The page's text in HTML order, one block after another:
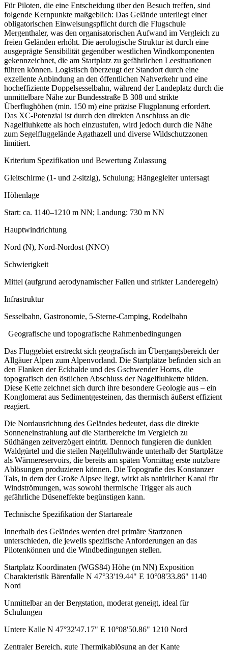
Für Piloten, die eine Entscheidung über den Besuch treffen, sind
folgende Kernpunkte maßgeblich: Das Gelände unterliegt einer
obligatorischen Einweisungspflicht durch die Flugschule
Mergenthaler, was den organisatorischen Aufwand im Vergleich zu
freien Geländen erhöht. Die aerologische Struktur ist durch eine
ausgeprägte Sensibilität gegenüber westlichen Windkomponenten
gekennzeichnet, die am Startplatz zu gefährlichen Leesituationen
führen können. Logistisch überzeugt der Standort durch eine
exzellente Anbindung an den öffentlichen Nahverkehr und eine
hocheffiziente Doppelsesselbahn, während der Landeplatz durch die
unmittelbare Nähe zur Bundesstraße B 308 und strikte
Überflughöhen (min. 150 m) eine präzise Flugplanung erfordert.
Das XC-Potenzial ist durch den direkten Anschluss an die
Nagelfluhkette als hoch einzustufen, wird jedoch durch die Nähe
zum Segelfluggelände Agathazell und diverse Wildschutzzonen
limitiert.
Kriterium Spezifikation und Bewertung Zulassung
Gleitschirme (1- und 2-sitzig), Schulung; Hängegleiter untersagt
Höhenlage
Start: ca. 1140–1210 m NN; Landung: 730 m NN
Hauptwindrichtung
Nord (N), Nord-Nordost (NNO)
Schwierigkeit
Mittel (aufgrund aerodynamischer Fallen und strikter Landeregeln)
Infrastruktur
Sesselbahn, Gastronomie, 5-Sterne-Camping, Rodelbahn
Geografische und topografische Rahmenbedingungen
Das Fluggebiet erstreckt sich geografisch im Übergangsbereich der
Allgäuer Alpen zum Alpenvorland. Die Startplätze befinden sich an
den Flanken der Eckhalde und des Gschwender Horns, die
topografisch den östlichen Abschluss der Nagelfluhkette bilden.
Diese Kette zeichnet sich durch ihre besondere Geologie aus – ein
Konglomerat aus Sedimentgesteinen, das thermisch äußerst effizient
reagiert.
Die Nordausrichtung des Geländes bedeutet, dass die direkte
Sonneneinstrahlung auf die Startbereiche im Vergleich zu
Südhängen zeitverzögert eintritt. Dennoch fungieren die dunklen
Waldgürtel und die steilen Nagelfluhwände unterhalb der Startplätze
als Wärmereservoirs, die bereits am späten Vormittag erste nutzbare
Ablösungen produzieren können. Die Topografie des Konstanzer
Tals, in dem der Große Alpsee liegt, wirkt als natürlicher Kanal für
Windströmungen, was sowohl thermische Trigger als auch
gefährliche Düseneffekte begünstigen kann.
Technische Spezifikation der Startareale
Innerhalb des Geländes werden drei primäre Startzonen
unterschieden, die jeweils spezifische Anforderungen an das
Pilotenkönnen und die Windbedingungen stellen.
Startplatz Koordinaten (WGS84) Höhe (m NN) Exposition
Charakteristik Bärenfalle N 47°33'19.44" E 10°08'33.86" 1140
Nord
Unmittelbar an der Bergstation, moderat geneigt, ideal für
Schulungen
Untere Kalle N 47°32'47.17" E 10°08'50.86" 1210 Nord
Zentraler Bereich, gute Thermikablösung an der Kante